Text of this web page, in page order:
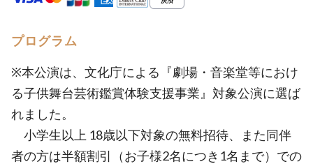
プログラム
※本公演は、文化庁による『劇場・音楽堂等におけ
る子供舞台芸術鑑賞体験支援事業』対象公演に選ば
れました。
小学生以上 18歳以下対象の無料招待、また同伴
者の方は半額割引（お子様2名につき1名まで）での